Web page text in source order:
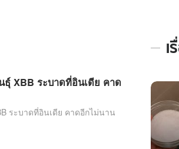
ดูทีวี
Exclusive WeTV
XBB ระบาดที่อินเดีย คาด
ระบาดที่อินเดีย คาดอีกไม่นาน
เ
เรื่อง
ใน
รอบ
สัปดาห์
ของ
ข่าว